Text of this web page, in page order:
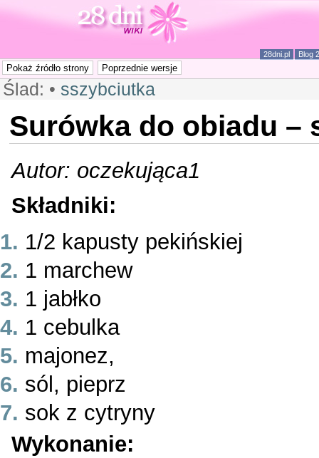
28dni.pl Blog
Ślad: • sszybciutka
Surówka do obiadu –
Autor: oczekująca1
Składniki:
1/2 kapusty pekińskiej
1 marchew
1 jabłko
1 cebulka
majonez,
sól, pieprz
sok z cytryny
Wykonanie: